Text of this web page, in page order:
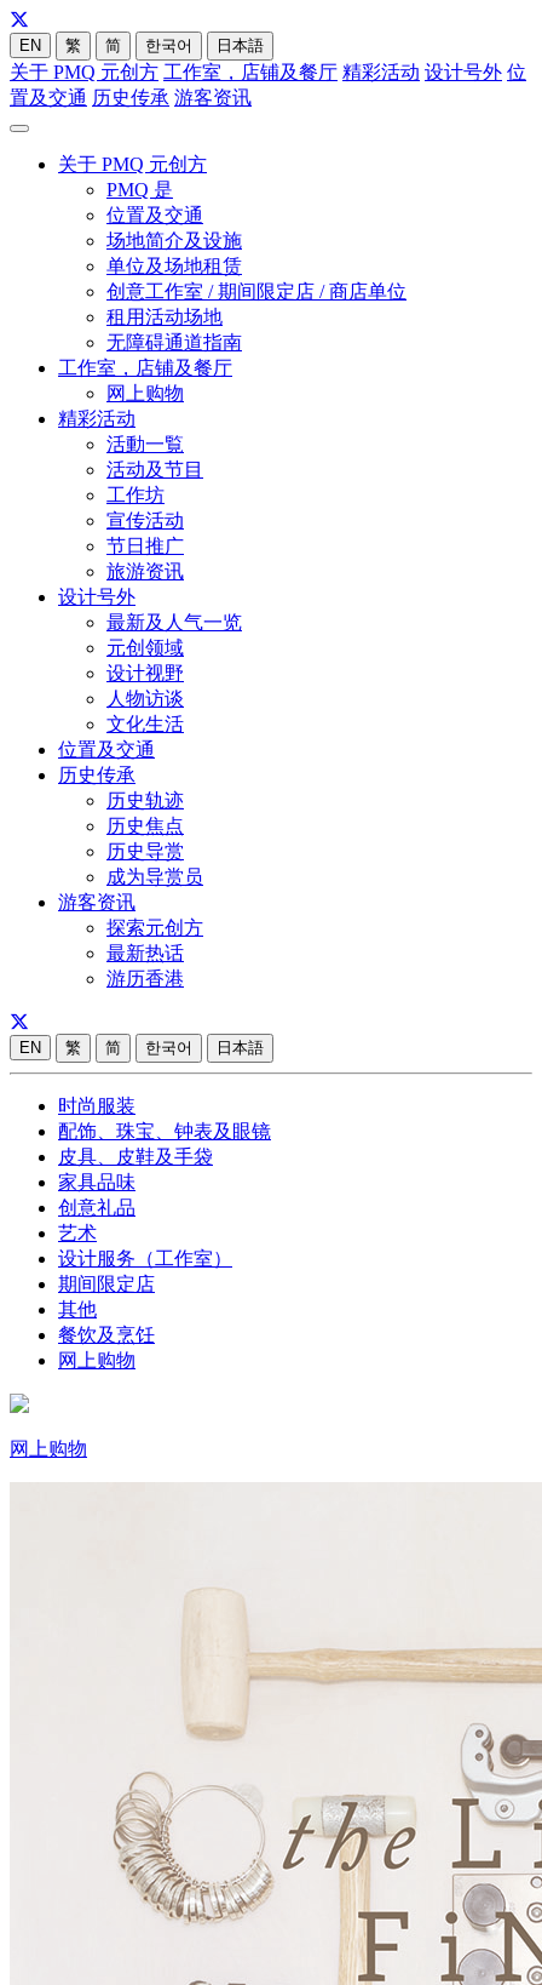
EN 繁 简 한국어 日本語
关于 PMQ 元创方 工作室，店铺及餐厅 精彩活动 设计号外 位
置及交通 历史传承 游客资讯
关于 PMQ 元创方
PMQ 是
位置及交通
场地简介及设施
单位及场地租赁
创意工作室 / 期间限定店 / 商店单位
租用活动场地
无障碍通道指南
工作室，店铺及餐厅
网上购物
精彩活动
活動一覧
活动及节目
工作坊
宣传活动
节日推广
旅游资讯
设计号外
最新及人气一览
元创领域
设计视野
人物访谈
文化生活
位置及交通
历史传承
历史轨迹
历史焦点
历史导赏
成为导赏员
游客资讯
探索元创方
最新热话
游历香港
EN 繁 简 한국어 日本語
时尚服装
配饰、珠宝、钟表及眼镜
皮具、皮鞋及手袋
家具品味
创意礼品
艺术
设计服务（工作室）
期间限定店
其他
餐饮及烹饪
网上购物
网上购物